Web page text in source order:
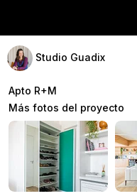
Studio Guadix
Apto R+M
Más fotos del proyecto